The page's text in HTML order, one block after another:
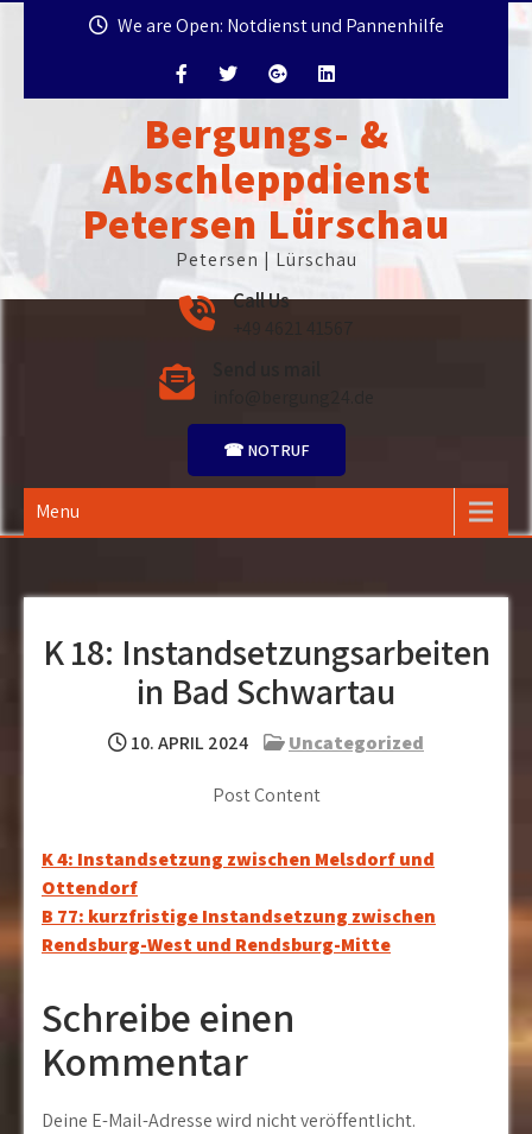
We are Open: Notdienst und Pannenhilfe
Bergungs- &
Abschleppdienst
Petersen Lürschau
Petersen | Lürschau
Call Us
☎ NOTRUF
Menu
K 18: Instandsetzungsarbeiten
in Bad Schwartau
10. APRIL 2024 Uncategorized
Post Content
Beitragsnavigation
K 4: Instandsetzung zwischen Melsdorf und
Ottendorf
B 77: kurzfristige Instandsetzung zwischen
Rendsburg-West und Rendsburg-Mitte
Schreibe einen
Kommentar
Deine E-Mail-Adresse wird nicht veröffentlicht.